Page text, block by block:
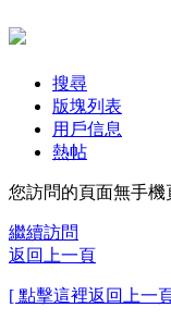
搜尋
版塊列表
用戶信息
熱帖
您訪問的頁面無手機
繼續訪問
返回上一頁
[ 點擊這裡返回上一